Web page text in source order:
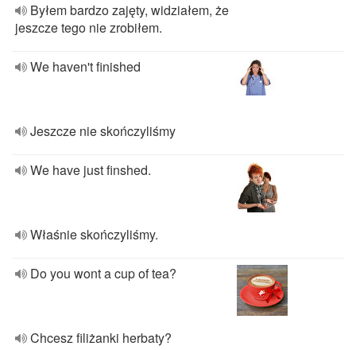
Byłem bardzo zajęty, widziałem, że
jeszcze tego nie zrobiłem.
We haven't finished
Jeszcze nie skończyliśmy
We have just finshed.
Właśnie skończyliśmy.
Do you wont a cup of tea?
Chcesz filiżanki herbaty?